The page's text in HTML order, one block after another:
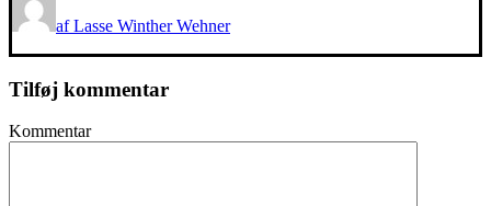
af Lasse Winther Wehner
Tilføj kommentar
Kommentar